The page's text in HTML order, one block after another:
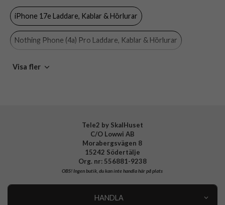
Material
Samsung
EAN
iPhone 17e Laddare, Kablar & Hörlurar
Nothing Phone (4a) Pro Laddare, Kablar & Hörlurar
Nothing Phone (4a) Laddare, Kablar & Hörlurar
Nothing Phone 3 Laddare, Kablar & Hörlurar
Samsung Galaxy A57 Laddare, Kablar & Hörlurar
Samsung Galaxy A37 Laddare, Kablar & Hörlurar
Visa fler
Tele2 by SkalHuset
C/O Lowwi AB
Morabergsvägen 8
15242 Södertälje
Org. nr: 556881-9238
OBS!Ingen butik, du kan inte handla här på plats
HANDLA